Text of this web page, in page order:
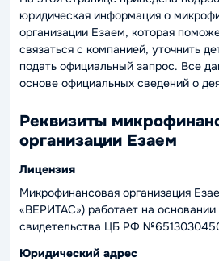
юридическая информация о
организации Езаем, которая
связаться с компанией, уточнить
подать официальный запрос. Все
основе официальных сведений о
Реквизиты
организации Езаем
Лицензия
Микрофинансовая организация
«ВЕРИТАС») работает на основании
свидетельства ЦБ РФ
Юридический адрес